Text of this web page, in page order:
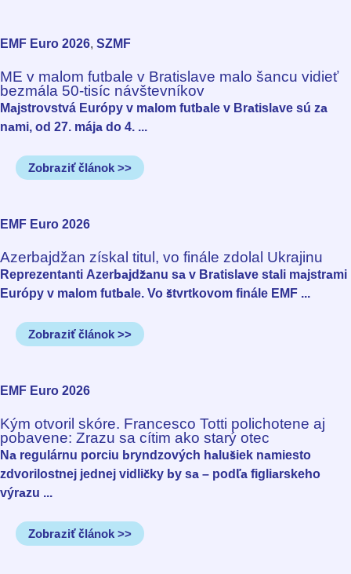
EMF Euro 2026, SZMF
ME v malom futbale v Bratislave malo šancu vidieť
bezmála 50-tisíc návštevníkov
Majstrovstvá Európy v malom futbale v Bratislave sú za
nami, od 27. mája do 4. ...
Zobraziť článok >>
EMF Euro 2026
Azerbajdžan získal titul, vo finále zdolal Ukrajinu
Reprezentanti Azerbajdžanu sa v Bratislave stali majstrami
Európy v malom futbale. Vo štvrtkovom finále EMF ...
Zobraziť článok >>
EMF Euro 2026
Kým otvoril skóre. Francesco Totti polichotene aj
pobavene: Zrazu sa cítim ako starý otec
Na regulárnu porciu bryndzových halušiek namiesto
zdvorilostnej jednej vidličky by sa – podľa figliarskeho
výrazu ...
Zobraziť článok >>